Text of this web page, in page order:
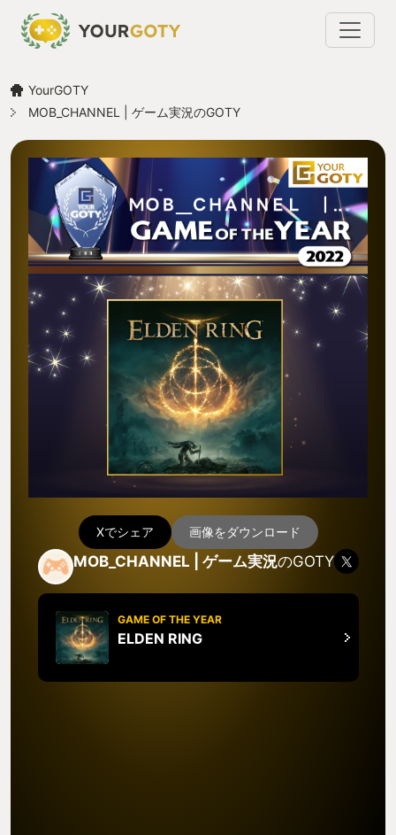
YourGOTY
MOB_CHANNEL | ゲーム実況のGOTY
Xでシェア 画像をダウンロード
MOB_CHANNEL | ゲーム実況のGOTY
GAME OF THE YEAR
ELDEN RING